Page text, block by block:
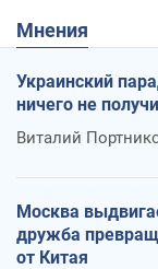
Мнения
Украинский
ничего не
Виталий
Москва
дружба
от Китая